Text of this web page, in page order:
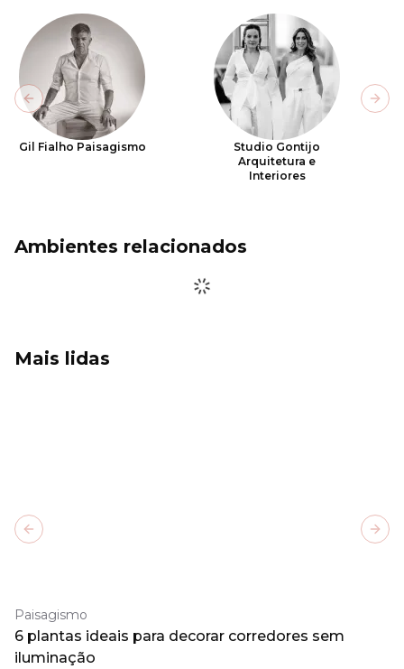
Gil Fialho Paisagismo
Studio Gontijo
Arquitetura e
Interiores
Previous slide
Ambientes relacionados
Mais lidas
Paisagismo
6 plantas ideais para decorar corredores sem
iluminação
Previous slide